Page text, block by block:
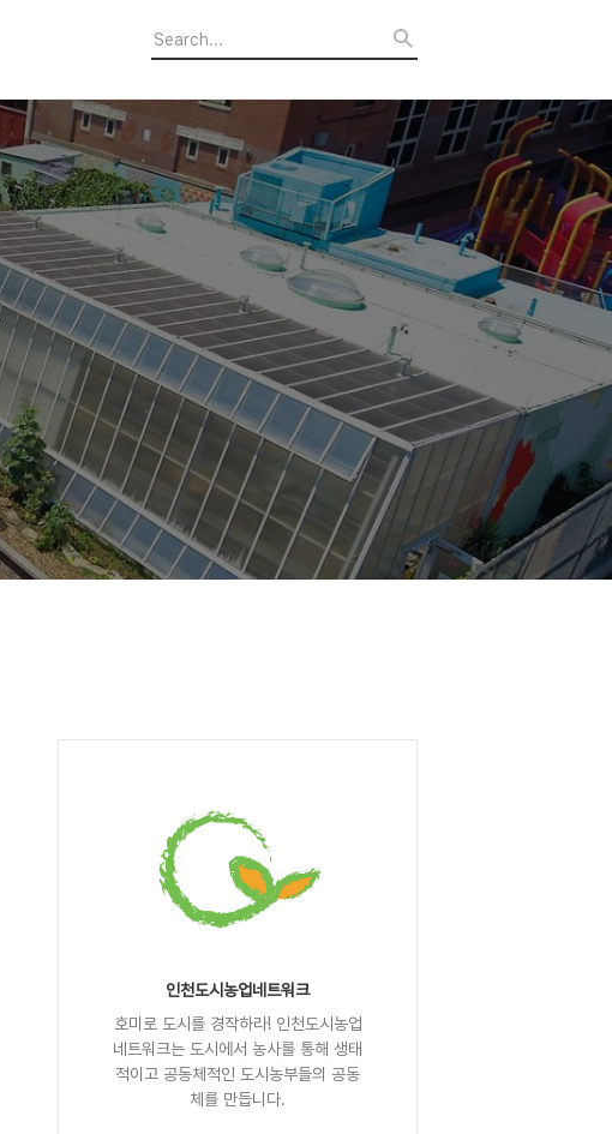
인천도시농업네트워크
호미로 도시를 경작하라! 인천도시농업
네트워크는 도시에서 농사를 통해 생태
적이고 공동체적인 도시농부들의 공동
체를 만듭니다.